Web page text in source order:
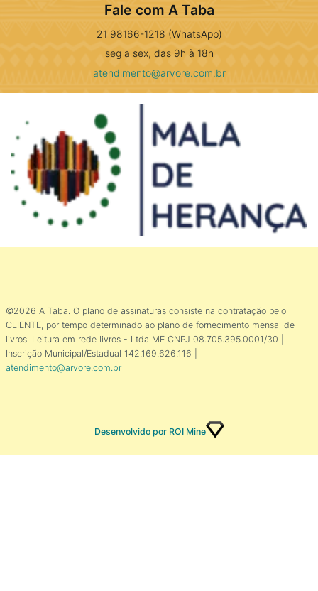
Fale com A Taba
21 98166-1218 (WhatsApp)
seg a sex, das 9h à 18h
atendimento@arvore.com.br
©2026 A Taba. O plano de assinaturas consiste na contratação pelo
CLIENTE, por tempo determinado ao plano de fornecimento mensal de
livros. Leitura em rede livros - Ltda ME CNPJ 08.705.395.0001/30 |
Inscrição Municipal/Estadual 142.169.626.116 |
atendimento@arvore.com.br
Desenvolvido por ROI Mine